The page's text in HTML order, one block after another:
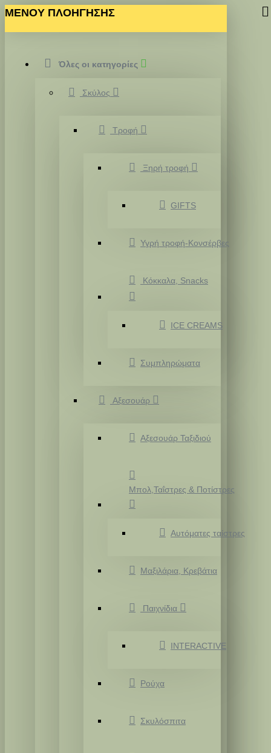
MENOY ΠΛΟΗΓΗΣΗΣ
Όλες οι κατηγορίες
Σκύλος
Τροφή
Ξηρή τροφή
GIFTS
Υγρή τροφή-Κονσέρβες
Κόκκαλα, Snacks
ICE CREAMS
Συμπληρώματα
Αξεσουάρ
Αξεσουάρ Ταξιδιού
Μπολ,Ταΐστρες & Ποτίστρες
Αυτόματες ταίστρες
Μαξιλάρια, Κρεβάτια
Παιχνίδια
INTERACTIVE
Ρούχα
Σκυλόσπιτα